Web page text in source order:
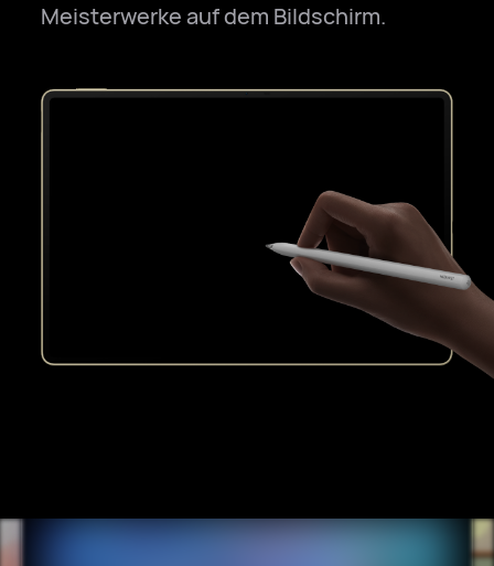
Meisterwerke auf dem Bildschirm.